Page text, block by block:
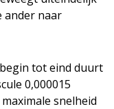
ander naar
tot eind duurt
0,000015
snelheid